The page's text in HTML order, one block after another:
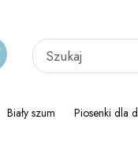
Biały szum Piosenki dla